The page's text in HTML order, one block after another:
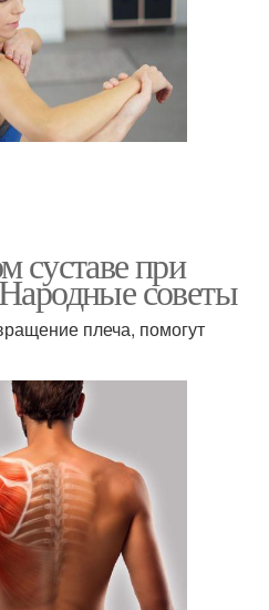
суставе при
советы
плеча, помогут